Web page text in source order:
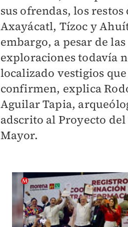
sus ofrendas, los restos
Axayácatl, Tízoc y
embargo, a pesar de las
exploraciones todavía
localizado vestigios
confirmen, explica
Aguilar Tapia,
adscrito al Proyecto
Mayor.